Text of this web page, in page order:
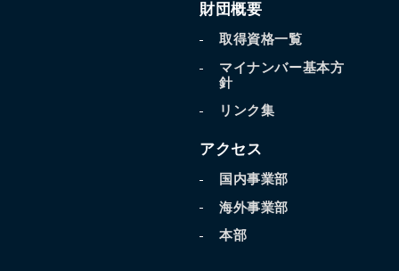
財団概要
取得資格一覧
マイナンバー基本方
針
リンク集
アクセス
国内事業部
海外事業部
本部